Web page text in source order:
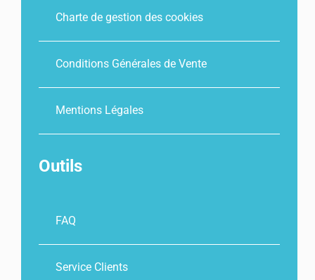
Charte de gestion des cookies
Conditions Générales de Vente
Mentions Légales
Outils
FAQ
Service Clients